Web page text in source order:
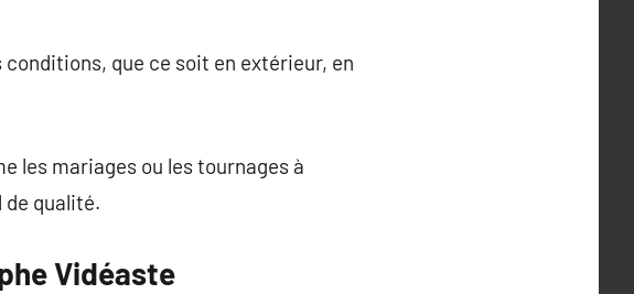
que ce soit en extérieur, en
les mariages ou les tournages à
qualité.
Vidéaste